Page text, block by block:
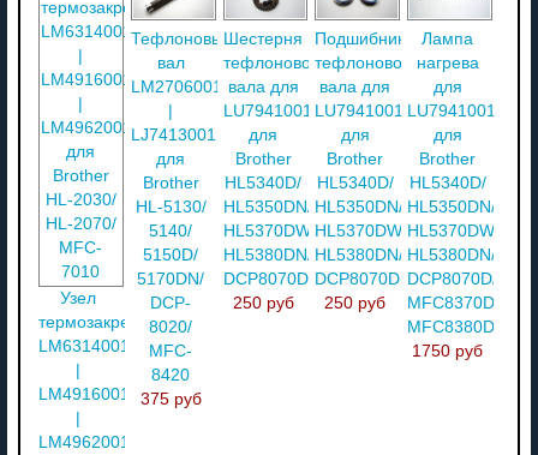
Узел
термозакрепления
LM6314001
LM4916001
LM4962001
Тефлоновый
вал
LM2706001
LJ7413001
для
Brother
HL-5130/
5140/
5150D/
5170DN/
DCP-
8020/
MFC-
8420
375 руб
Шестерня
тефлонового
вала для
LU7941001
для
Brother
HL5340D/
HL5350DN/
HL5370DW/
HL5380DN/
DCP8070D
250 руб
Подшибники
тефлонового
вала для
LU7941001
для
Brother
HL5340D/
HL5350DN/
HL5370DW/
HL5380DN/
DCP8070D
250 руб
Лампа
нагрева
для
LU7941001
для
Brother
HL5340D/
HL5350DN/
HL5370DW/
HL5380DN/
DCP8070D/
MFC8370DN/
MFC8380DN
1750 руб